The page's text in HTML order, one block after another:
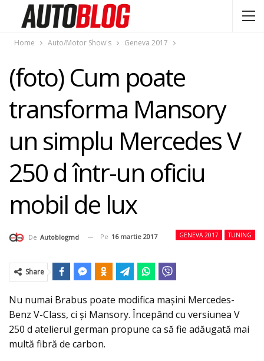
Home Auto/Motor Show's Geneva 2017
(foto) Cum poate
transforma Mansory
un simplu Mercedes V
250 d într-un oficiu
mobil de lux
GENEVA 2017 TUNING
De Autoblogmd Pe 16 martie 2017
Share
Nu numai Brabus poate modifica maşini Mercedes-
Benz V-Class, ci şi Mansory. Începând cu versiunea V
250 d atelierul german propune ca să fie adăugată mai
multă fibră de carbon.